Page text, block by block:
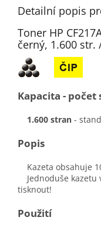
Detailní popis
Toner HP
černý, 1.600 str.
Kapacita -
1.600 stran -
Popis
Kazeta obsahuje
Jednoduše kazetu
tisknout!
Použití